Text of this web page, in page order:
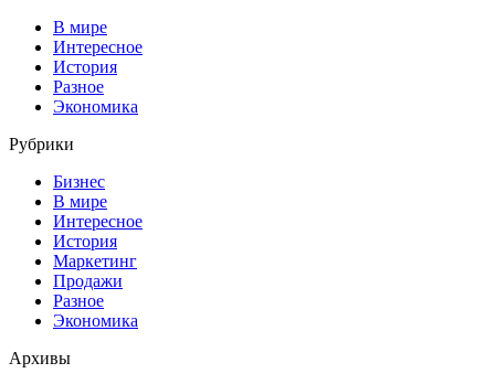
В мире
Интересное
История
Разное
Экономика
Рубрики
Бизнес
В мире
Интересное
История
Маркетинг
Продажи
Разное
Экономика
Архивы